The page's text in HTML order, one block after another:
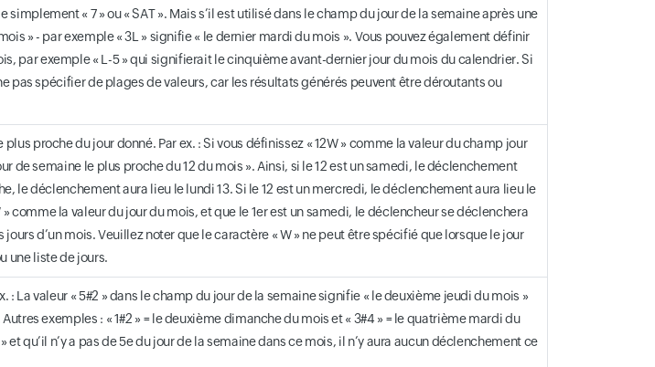
« 7 » ou « SAT ». Mais s’il est utilisé dans le champ du jour de la semaine après une
» - par exemple « 3L » signifie « le dernier mardi du mois ». Vous pouvez également définir
par exemple « L-5 » qui signifierait le cinquième avant-dernier jour du mois du calendrier. Si
pas spécifier de plages de valeurs, car les résultats générés peuvent être déroutants ou
proche du jour donné. Par ex. : Si vous définissez « 12W » comme la valeur du champ jour
de semaine le plus proche du 12 du mois ». Ainsi, si le 12 est un samedi, le déclenchement
le déclenchement aura lieu le lundi 13. Si le 12 est un mercredi, le déclenchement aura lieu le
comme la valeur du jour du mois, et que le 1er est un samedi, le déclencheur se déclenchera
d’un mois. Veuillez noter que le caractère « W » ne peut être spécifié que lorsque le jour
une liste de jours.
: La valeur « 5#2 » dans le champ du jour de la semaine signifie « le deuxième jeudi du mois »
exemples : « 1#2 » = le deuxième dimanche du mois et « 3#4 » = le quatrième mardi du
et qu’il n’y a pas de 5e du jour de la semaine dans ce mois, il n’y aura aucun déclenchement ce